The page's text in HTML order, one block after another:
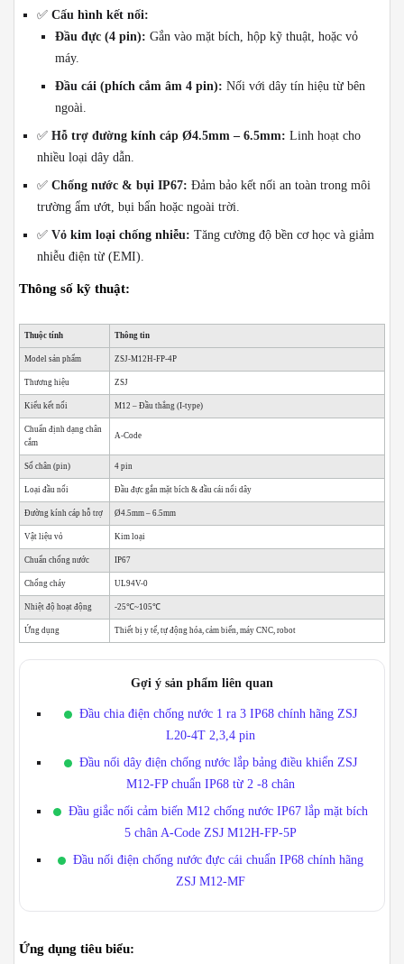
✅ Cấu hình kết nối:
Đầu đực (4 pin): Gắn vào mặt bích, hộp kỹ thuật, hoặc vỏ
máy.
Đầu cái (phích cắm âm 4 pin): Nối với dây tín hiệu từ bên
ngoài.
✅ Hỗ trợ đường kính cáp Ø4.5mm – 6.5mm: Linh hoạt cho
nhiều loại dây dẫn.
✅ Chống nước & bụi IP67: Đảm bảo kết nối an toàn trong môi
trường ẩm ướt, bụi bẩn hoặc ngoài trời.
✅ Vỏ kim loại chống nhiễu: Tăng cường độ bền cơ học và giảm
nhiễu điện từ (EMI).
Thông số kỹ thuật:
Thuộc tính Thông tin
Model sản phẩm ZSJ-M12H-FP-4P
Thương hiệu ZSJ
Kiểu kết nối M12 – Đầu thẳng (I-type)
Chuẩn định dạng chân
cắm
A-Code
Số chân (pin) 4 pin
Loại đầu nối Đầu đực gắn mặt bích & đầu cái nối dây
Đường kính cáp hỗ trợ Ø4.5mm – 6.5mm
Vật liệu vỏ Kim loại
Chuẩn chống nước IP67
Chống cháy UL94V-0
Nhiệt độ hoạt động -25℃~105℃
Ứng dụng Thiết bị y tế, tự động hóa, cảm biến, máy CNC, robot
Gợi ý sản phẩm liên quan
Đầu chia điện chống nước 1 ra 3 IP68 chính hãng ZSJ
L20-4T 2,3,4 pin
Đầu nối dây điện chống nước lắp bảng điều khiển ZSJ
M12-FP chuẩn IP68 từ 2 -8 chân
Đầu giắc nối cảm biến M12 chống nước IP67 lắp mặt bích
5 chân A-Code ZSJ M12H-FP-5P
Đầu nối điện chống nước đực cái chuẩn IP68 chính hãng
ZSJ M12-MF
Ứng dụng tiêu biểu: